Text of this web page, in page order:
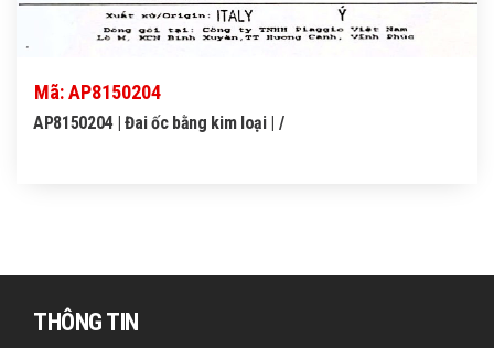
Mã: AP8150204
AP8150204 | Đai ốc bằng kim loại | /
THÔNG TIN